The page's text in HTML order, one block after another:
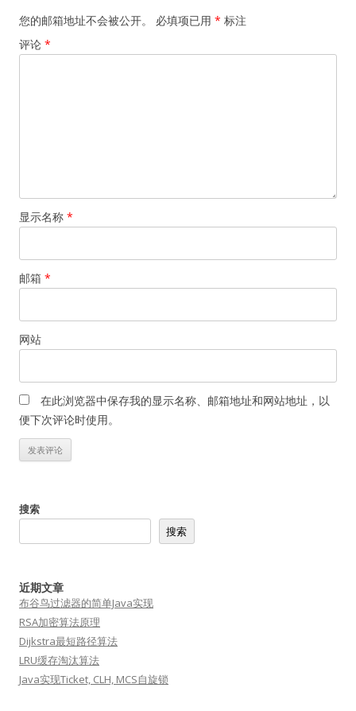
您的邮箱地址不会被公开。 必填项已用 * 标注
评论 *
显示名称 *
邮箱 *
网站
在此浏览器中保存我的显示名称、邮箱地址和网站地址，以
便下次评论时使用。
搜索
搜索
近期文章
布谷鸟过滤器的简单Java实现
RSA加密算法原理
Dijkstra最短路径算法
LRU缓存淘汰算法
Java实现Ticket, CLH, MCS自旋锁